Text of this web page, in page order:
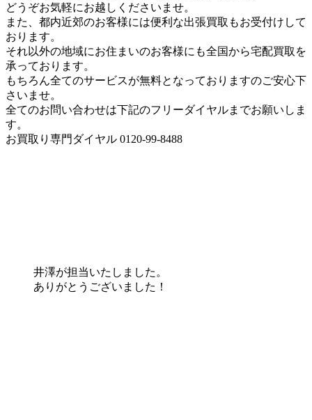
どうぞお気軽にお越しくださいませ。
また、都内近郊のお客様には便利な出張買取もお受付けして
おります。
それ以外の地域にお住まいのお客様にも全国から宅配買取を
承っております。
もちろん全てのサービスが無料となっておりますのご安心下
さいませ。
全てのお問い合わせは下記のフリーダイヤルまでお願いしま
す。
お買取り専門ダイヤル 0120-99-8488
井澤が担当いたしました。
ありがとうございました！